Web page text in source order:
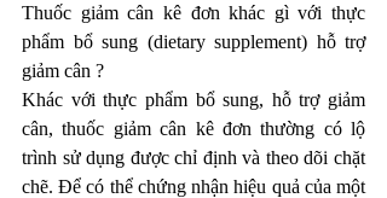
Thuốc giảm cân kê đơn khác gì với thực
phẩm bổ sung (dietary supplement) hỗ trợ
giảm cân ?
Khác với thực phẩm bổ sung, hỗ trợ giảm
cân, thuốc giảm cân kê đơn thường có lộ
trình sử dụng được chỉ định và theo dõi chặt
chẽ. Để có thể chứng nhận hiệu quả của một